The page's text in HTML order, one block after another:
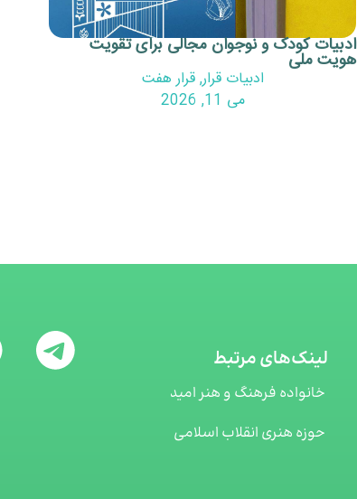
ادبیات کودک و نوجوان مجالی برای تقویت
هویت ملی
ادبیات قرار,قرار هفت
می 11, 2026
لینک‌های مرتبط
خانواده فرهنگ و هنر امید
حوزه هنری انقلاب اسلامی